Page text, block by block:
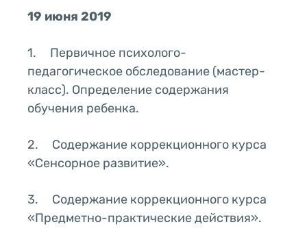
19 июня 2019
1. Первичное психолого-
педагогическое обследование (мастер-
класс). Определение содержания
обучения ребенка.
2. Содержание коррекционного курса
«Сенсорное развитие».
3. Содержание коррекционного курса
«Предметно-практические действия».